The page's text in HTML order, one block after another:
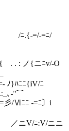
-
=ﾆ/
}-=ﾆ/
v/-O
ﾆ
､‐''⌒
=ﾆ〕i
ニニ